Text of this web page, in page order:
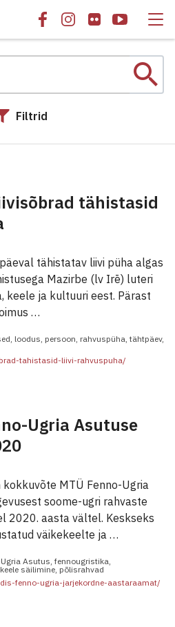
search
Filtrid
tähistasid
tähistatav liivi püha algas
Mazirbe (lv Irē) luteri
keele ja kultuuri eest. Pärast
…
, loodus, persoon, rahvuspüha, tähtpäev,
tahistasid-liivi-rahvuspuha/
Ugria Asutuse
kokkuvõte MTÜ Fenno-Ugria
soome-ugri rahvaste
2020. aasta vältel. Keskseks
väikekeelte ja …
Asutus, fennougristika,
keele säilimine, põlisrahvad
fenno-ugria-jarjekordne-aastaraamat/